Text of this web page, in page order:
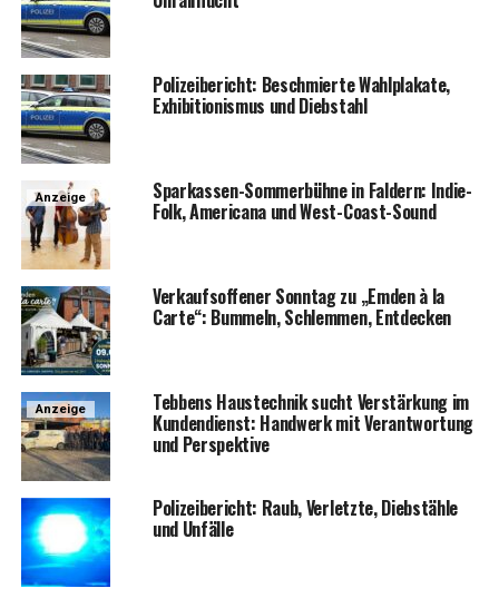
Poli­zei­be­richt: Beschmier­te Wahl­pla­ka­te,
Exhi­bi­tio­nis­mus und Diebstahl
Anzeige Spar­kas­sen-Som­mer­büh­ne in Fald­ern: Indie-
Folk, Ame­ri­ca­na und West-Coast-Sound
Ver­kaufs­of­fe­ner Sonn­tag zu „Emden à la
Car­te“: Bum­meln, Schlem­men, Entdecken
Anzeige Teb­bens Haus­tech­nik sucht Ver­stär­kung im
Kun­den­dienst: Hand­werk mit Ver­ant­wor­tung
und Perspektive
Poli­zei­be­richt: Raub, Ver­letz­te, Dieb­stäh­le
und Unfälle